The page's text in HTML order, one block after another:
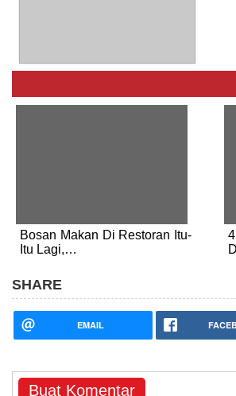
Bosan Makan Di Restoran Itu-
Itu Lagi,…
SHARE
EMAIL
Buat Komentar